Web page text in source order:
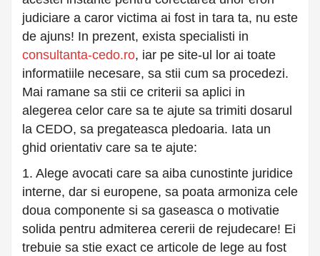
judiciare a caror victima ai fost in tara ta, nu este
de ajuns! In prezent, exista specialisti in
consultanta-cedo.ro, iar pe site-ul lor ai toate
informatiile necesare, sa stii cum sa procedezi.
Mai ramane sa stii ce criterii sa aplici in
alegerea celor care sa te ajute sa trimiti dosarul
la CEDO, sa pregateasca pledoaria. Iata un
ghid orientativ care sa te ajute:
1. Alege avocati care sa aiba cunostinte juridice
interne, dar si europene, sa poata armoniza cele
doua componente si sa gaseasca o motivatie
solida pentru admiterea cererii de rejudecare! Ei
trebuie sa stie exact ce articole de lege au fost